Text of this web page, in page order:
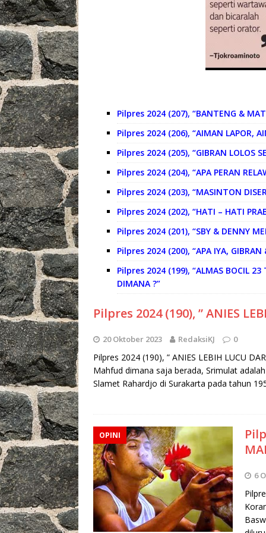
Pilpres 2024 (207), “BANTENG &
Pilpres 2024 (206), “AIMAN LAPOR,
Pilpres 2024 (205), “GIBRAN LOLOS
Pilpres 2024 (204), “APA PERAN
Pilpres 2024 (203), “MASINTON
Pilpres 2024 (202), “HATI – HATI
Pilpres 2024 (201), “SBY & DENNY
Pilpres 2024 (200), “APA IYA, GIBRAN
Pilpres 2024 (199), “ALMAS BOCIL 23
DIMANA ?”
Pilpres 2024 (190), ” ANIES
20 Oktober 2023 RedaksiKJ 0
Pilpres 2024 (190), ” ANIES LEBIH LUCU
Mahfud dimana saja berada, Srimulat
Slamet Rahardjo di Surakarta pada tahun
OPINI
6